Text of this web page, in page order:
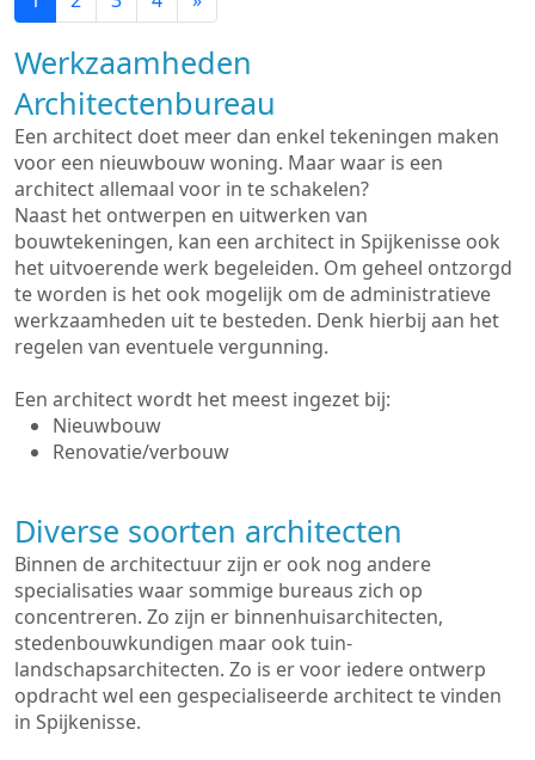
Werkzaamheden
Architectenbureau
Een architect doet meer dan enkel tekeningen maken
voor een nieuwbouw woning. Maar waar is een
architect allemaal voor in te schakelen?
Naast het ontwerpen en uitwerken van
bouwtekeningen, kan een architect in Spijkenisse ook
het uitvoerende werk begeleiden. Om geheel ontzorgd
te worden is het ook mogelijk om de administratieve
werkzaamheden uit te besteden. Denk hierbij aan het
regelen van eventuele vergunning.
Een architect wordt het meest ingezet bij:
Nieuwbouw
Renovatie/verbouw
Diverse soorten architecten
Binnen de architectuur zijn er ook nog andere
specialisaties waar sommige bureaus zich op
concentreren. Zo zijn er binnenhuisarchitecten,
stedenbouwkundigen maar ook tuin-
landschapsarchitecten. Zo is er voor iedere ontwerp
opdracht wel een gespecialiseerde architect te vinden
in Spijkenisse.